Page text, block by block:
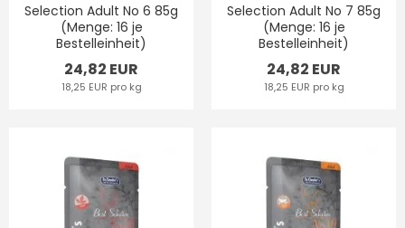
Selection Adult No 6 85g
(Menge: 16 je
Bestelleinheit)
24,82 EUR
18,25 EUR pro kg
Selection Adult No 7 85g
(Menge: 16 je
Bestelleinheit)
24,82 EUR
18,25 EUR pro kg